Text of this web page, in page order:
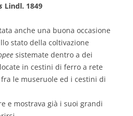
Lindl. 1849
anche una buona occasione
stato della coltivazione
sistemate dentro a dei
in cestini di ferro a rete
le museruole ed i cestini di
e mostrava già i suoi grandi